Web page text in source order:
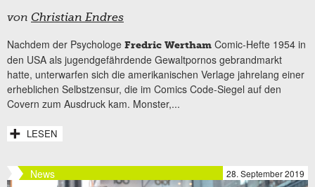
von Christian Endres
Nachdem der Psychologe Fredric Wertham Comic-Hefte 1954 in
den USA als jugendgefährdende Gewaltpornos gebrandmarkt
hatte, unterwarfen sich die amerikanischen Verlage jahrelang einer
erheblichen Selbstzensur, die im Comics Code-Siegel auf den
Covern zum Ausdruck kam. Monster,...
LESEN
News 28. September 2019